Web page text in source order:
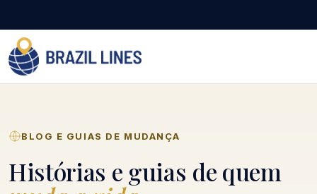
BLOG E GUIAS DE MUDANÇA
Histórias e guias de quem